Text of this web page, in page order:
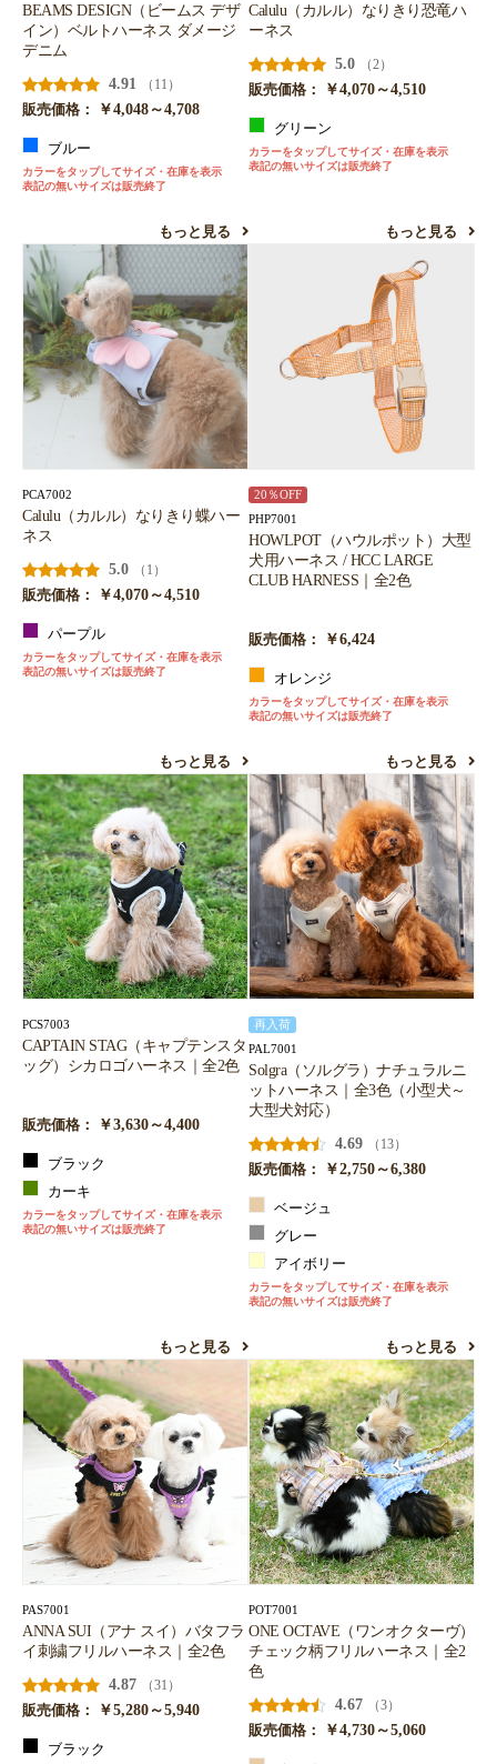
BEAMS DESIGN（ビームス デザ
イン）ベルトハーネス ダメージ
デニム
4.91
（11）
販売価格：
￥4,048～4,708
ブルー
カラーをタップしてサイズ・在庫を表示
表記の無いサイズは販売終了
もっと見る
Calulu（カルル）なりきり恐竜ハ
ーネス
5.0
（2）
販売価格：
￥4,070～4,510
グリーン
カラーをタップしてサイズ・在庫を表示
表記の無いサイズは販売終了
もっと見る
PCA7002
Calulu（カルル）なりきり蝶ハー
ネス
5.0
（1）
販売価格：
￥4,070～4,510
パープル
カラーをタップしてサイズ・在庫を表示
表記の無いサイズは販売終了
もっと見る
20％OFF
PHP7001
HOWLPOT（ハウルポット）大型
犬用ハーネス / HCC LARGE
CLUB HARNESS｜全2色
販売価格： ￥6,424
オレンジ
カラーをタップしてサイズ・在庫を表示
表記の無いサイズは販売終了
もっと見る
PCS7003
CAPTAIN STAG（キャプテンスタ
ッグ）シカロゴハーネス｜全2色
販売価格： ￥3,630～4,400
ブラック
カーキ
カラーをタップしてサイズ・在庫を表示
表記の無いサイズは販売終了
もっと見る
再入荷
PAL7001
Solgra（ソルグラ）ナチュラルニ
ットハーネス｜全3色（小型犬～
大型犬対応）
4.69
（13）
販売価格：
￥2,750～6,380
ベージュ
グレー
アイボリー
カラーをタップしてサイズ・在庫を表示
表記の無いサイズは販売終了
もっと見る
PAS7001
ANNA SUI（アナ スイ）バタフラ
イ刺繍フリルハーネス｜全2色
4.87
（31）
販売価格：
￥5,280～5,940
ブラック
POT7001
ONE OCTAVE（ワンオクターヴ）
チェック柄フリルハーネス｜全2
色
4.67
（3）
販売価格：
￥4,730～5,060